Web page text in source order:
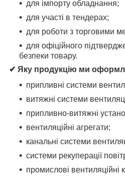
для імпорту обладнання;
для участі в тендерах;
для роботи з торговими
для офіційного
безпеки товару.
✔ Яку продукцію ми
припливні системи
витяжні системи
припливно-витяжні
вентиляційні агрегати;
канальні системи
системи рекуперації
промислові вентиляційні